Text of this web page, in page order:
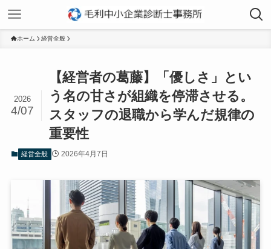
ホーム 経営全般
【経営者の葛藤】「優しさ」とい
う名の甘さが組織を停滞させる。
スタッフの退職から学んだ規律の
重要性
2026
4/07
経営全般 2026年4月7日